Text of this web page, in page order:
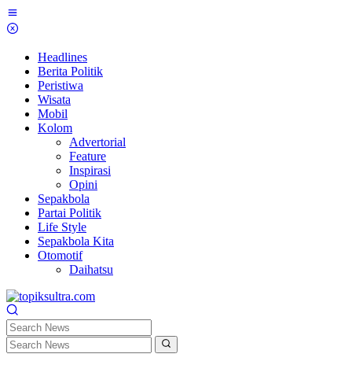
Skip
to
Headlines
Berita Politik
Peristiwa
Wisata
Mobil
Kolom
Advertorial
Feature
Inspirasi
Opini
Sepakbola
Partai Politik
Life Style
Sepakbola Kita
Otomotif
Daihatsu